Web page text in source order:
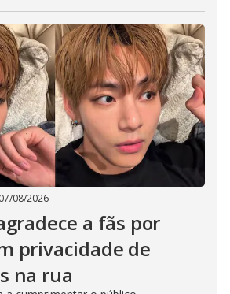
07/08/2026
a fãs por
privacidade de
na rua